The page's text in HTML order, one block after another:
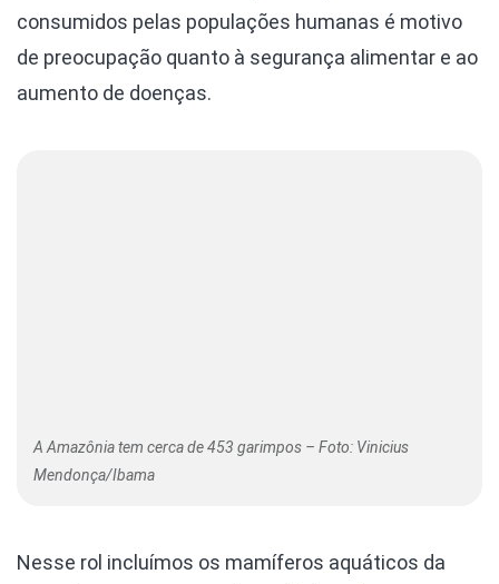
consumidos pelas populações humanas é motivo
de preocupação quanto à segurança alimentar e ao
aumento de doenças.
A Amazônia tem cerca de 453 garimpos – Foto: Vinicius
Mendonça/Ibama
Nesse rol incluímos os mamíferos aquáticos da